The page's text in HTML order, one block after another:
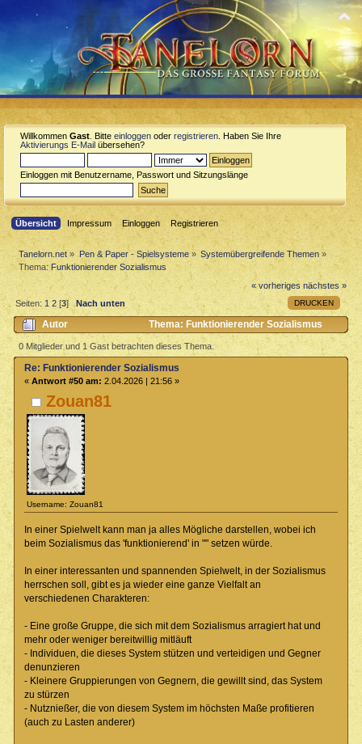
Willkommen Gast . Bitte einloggen oder registrieren . Haben Sie Ihre
Aktivierungs E-Mail übersehen?
Einloggen mit Benutzername, Passwort und Sitzungslänge
Übersicht Impressum Einloggen Registrieren
Tanelorn.net » Pen & Paper - Spielsysteme» Systemübergreifende Themen »
Thema: Funktionierender Sozialismus
« vorheriges nächstes »
DRUCKEN
Seiten:1 2[3] Nach unten
Autor
Thema: Funktionierender Sozialismus
(Gelesen 2956 mal)
0 Mitglieder und 1 Gast betrachten dieses Thema.
Zouan81
Username: Zouan81
Re: Funktionierender Sozialismus
« Antwort #50 am: 2.04.2026 | 21:56 »
In einer Spielwelt kann man ja alles Mögliche darstellen, wobei ich
beim Sozialismus das 'funktionierend' in "" setzen würde.
In einer interessanten und spannenden Spielwelt, in der Sozialismus
herrschen soll, gibt es ja wieder eine ganze Vielfalt an
verschiedenen Charakteren:
- Eine große Gruppe, die sich mit dem Sozialismus arragiert hat und
mehr oder weniger bereitwillig mitläuft
- Individuen, die dieses System stützen und verteidigen und Gegner
denunzieren
- Kleinere Gruppierungen von Gegnern, die gewillt sind, das System
zu stürzen
- Nutznießer, die von diesem System im höchsten Maße profitieren
(auch zu Lasten anderer)